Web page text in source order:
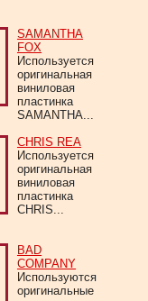
SAMANTHA
FOX
Используется
оригинальная
виниловая
пластинка
SAMANTHA...
CHRIS REA
Используется
оригинальная
виниловая
пластинка
CHRIS...
BAD
COMPANY
Используются
оригинальные